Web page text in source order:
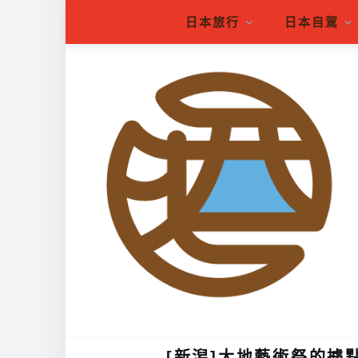
日本旅行 日本自駕